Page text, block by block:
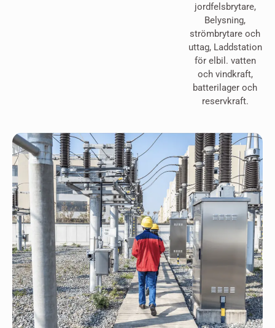
jordfelsbrytare,
Belysning,
strömbrytare och
uttag, Laddstation
för elbil. vatten
och vindkraft,
batterilager och
reservkraft.